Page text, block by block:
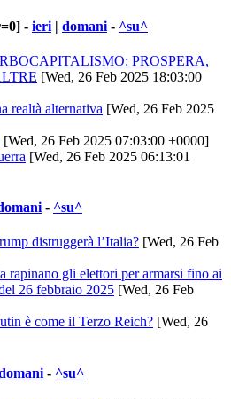
- ieri | domani - ^su^
PROSPERA,
[Wed, 26 Feb 2025 18:03:00
realtà alternativa [Wed, 26 Feb 2025
[Wed, 26 Feb 2025 07:03:00 +0000]
[Wed, 26 Feb 2025 06:13:01
- ^su^
distruggerà l’Italia? [Wed, 26 Feb
rapinano gli elettori per armarsi fino ai
26 febbraio 2025 [Wed, 26 Feb
è come il Terzo Reich? [Wed, 26
- ^su^